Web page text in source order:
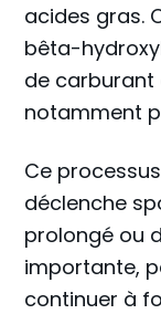
acides gras.
bêta-
de carburant
notamment
Ce
déclenche
prolongé ou
importante,
continuer à